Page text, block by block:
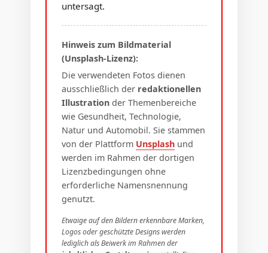
untersagt.
Hinweis zum Bildmaterial
(Unsplash-Lizenz):
Die verwendeten Fotos dienen
ausschließlich der redaktionellen
Illustration der Themenbereiche
wie Gesundheit, Technologie,
Natur und Automobil. Sie stammen
von der Plattform Unsplash und
werden im Rahmen der dortigen
Lizenzbedingungen ohne
erforderliche Namensnennung
genutzt.
Etwaige auf den Bildern erkennbare Marken,
Logos oder geschützte Designs werden
lediglich als Beiwerk im Rahmen der